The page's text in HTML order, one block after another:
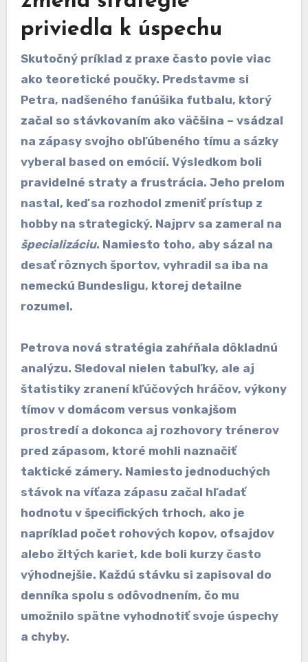
priviedla k úspechu
Skutočný príklad z praxe často povie viac
ako teoretické poučky. Predstavme si
Petra, nadšeného fanúšika futbalu, ktorý
začal so stávkovaním ako väčšina – vsádzal
na zápasy svojho obľúbeného tímu a sázky
vyberal based on emócií. Výsledkom boli
pravidelné straty a frustrácia. Jeho prelom
nastal, keď sa rozhodol zmeniť prístup z
hobby na strategický. Najprv sa zameral na
špecializáciu. Namiesto toho, aby sázal na
desať rôznych športov, vyhradil sa iba na
nemeckú Bundesligu, ktorej detailne
rozumel.
Petrova nová stratégia zahŕňala dôkladnú
analýzu. Sledoval nielen tabuľky, ale aj
štatistiky zranení kľúčových hráčov, výkony
tímov v domácom versus vonkajšom
prostredí a dokonca aj rozhovory trénerov
pred zápasom, ktoré mohli naznačiť
taktické zámery. Namiesto jednoduchých
stávok na víťaza zápasu začal hľadať
hodnotu v špecifických trhoch, ako je
napríklad počet rohových kopov, ofsajdov
alebo žltých kariet, kde boli kurzy často
výhodnejšie. Každú stávku si zapisoval do
denníka spolu s odôvodnením, čo mu
umožnilo spätne vyhodnotiť svoje úspechy
a chyby.